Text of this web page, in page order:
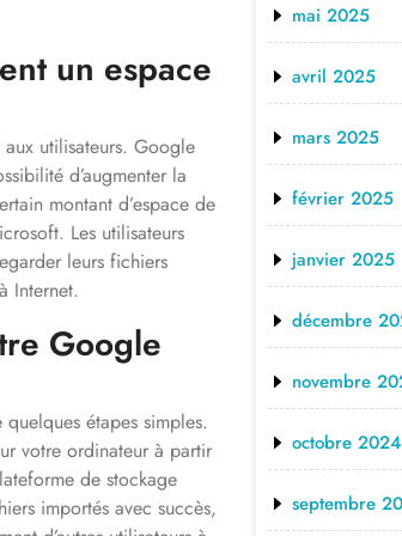
un espace
utilisateurs. Google
d’augmenter la
montant d’espace de
Les utilisateurs
leurs fichiers
Internet.
Google
étapes simples.
votre ordinateur à partir
de stockage
importés avec succès,
mai 2025
avril 2025
mars 2025
février 2025
janvier 2025
décembre
novembre
octobre 2024
septembre